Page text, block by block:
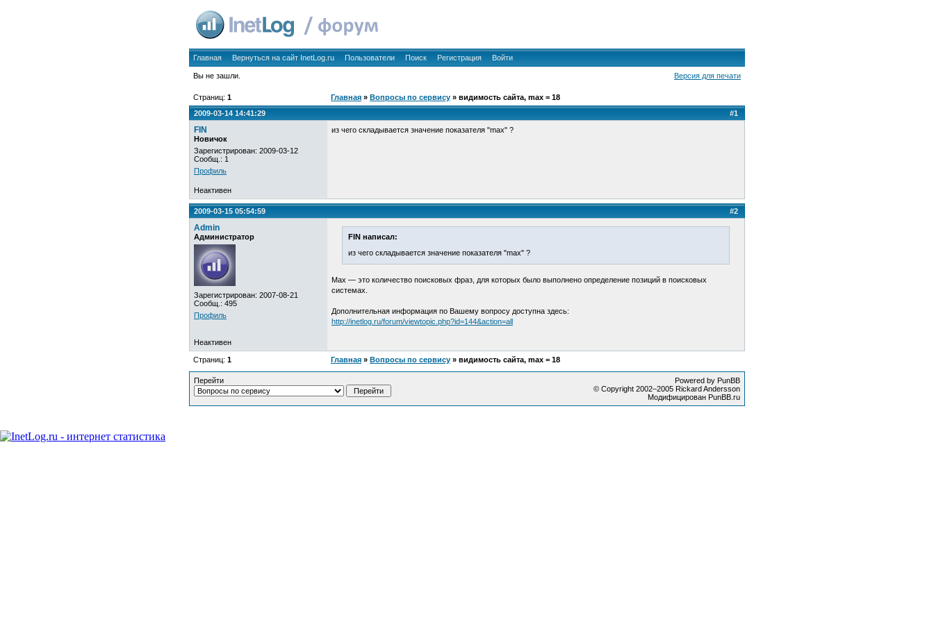
Главная Вернуться на сайт InetLog.ru Пользователи Поиск Регистрация Войти
Вы не зашли. Версия для печати
Страниц: 1 Главная » Вопросы по сервису » видимость сайта, max = 18
#1
2009-03-14 14:41:29
FIN
Новичок
Зарегистрирован: 2009-03-12
Сообщ.: 1
Профиль
из чего складывается значение показателя "max" ?
Неактивен
#2
2009-03-15 05:54:59
Admin
Администратор
Зарегистрирован: 2007-08-21
Сообщ.: 495
Профиль
FIN написал:
из чего складывается значение показателя "max" ?
Max — это количество поисковых фраз, для которых было выполнено определение позиций в поисковых
системах.
Дополнительная информация по Вашему вопросу доступна здесь:
http://inetlog.ru/forum/viewtopic.php?id=144&action=all
Неактивен
Страниц: 1 Главная » Вопросы по сервису » видимость сайта, max = 18
Перейти
Powered by PunBB
© Copyright 2002–2005 Rickard Andersson
Модифицирован PunBB.ru